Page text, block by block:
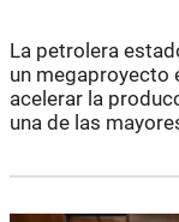
La petrolera
un megaproyecto
acelerar la
una de las